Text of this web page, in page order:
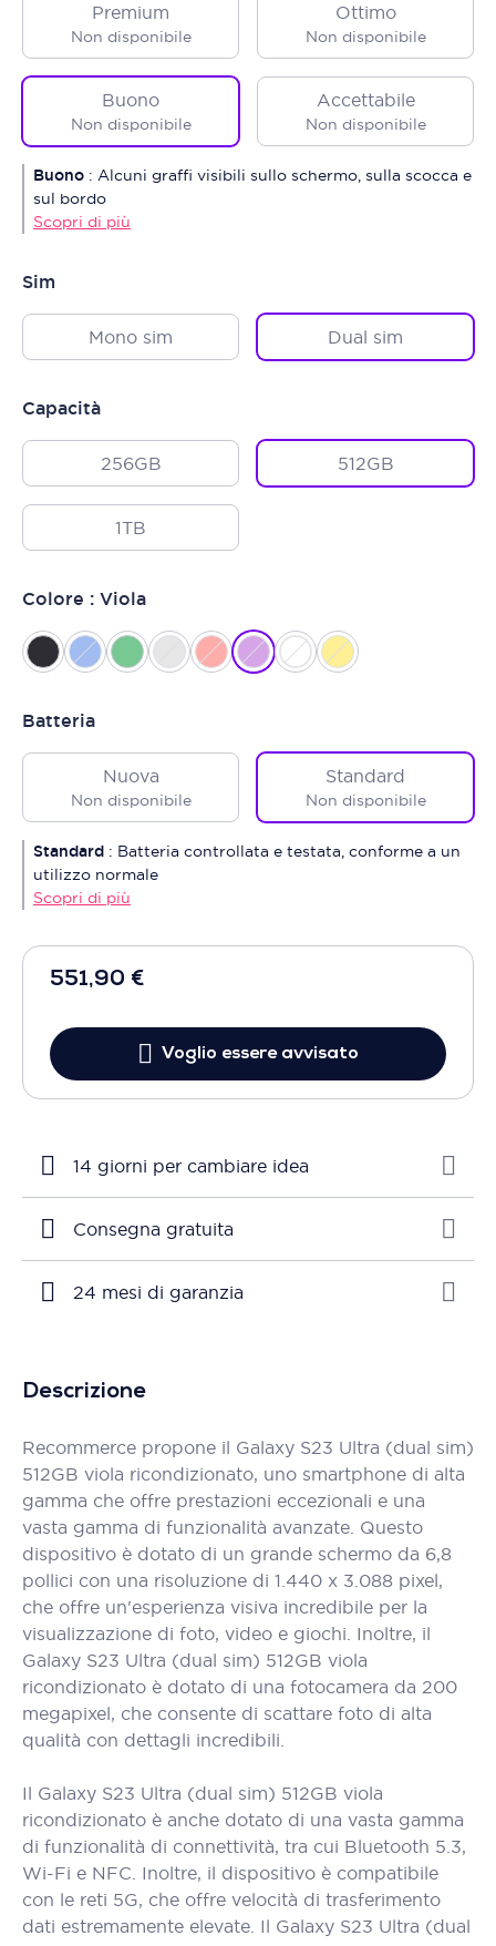
551,90 €
Voglio essere avvisato
Premium
Non disponibile
Ottimo
Non disponibile
Buono
Non disponibile
Accettabile
Non disponibile
Buono : Alcuni graffi visibili sullo schermo, sulla scocca e
sul bordo
Scopri di più
Sim
Mono sim Dual sim
Capacità
256GB 512GB
1TB
Colore : Viola
Batteria
Nuova
Non disponibile
Standard
Non disponibile
Standard : Batteria controllata e testata, conforme a un
utilizzo normale
Scopri di più
14 giorni per cambiare idea
Consegna gratuita
24 mesi di garanzia
Descrizione
Recommerce propone il Galaxy S23 Ultra (dual sim)
512GB viola ricondizionato, uno smartphone di alta
gamma che offre prestazioni eccezionali e una
vasta gamma di funzionalità avanzate. Questo
dispositivo è dotato di un grande schermo da 6,8
pollici con una risoluzione di 1.440 x 3.088 pixel,
che offre un'esperienza visiva incredibile per la
visualizzazione di foto, video e giochi. Inoltre, il
Galaxy S23 Ultra (dual sim) 512GB viola
ricondizionato è dotato di una fotocamera da 200
megapixel, che consente di scattare foto di alta
qualità con dettagli incredibili.
Il Galaxy S23 Ultra (dual sim) 512GB viola
ricondizionato è anche dotato di una vasta gamma
di funzionalità di connettività, tra cui Bluetooth 5.3,
Wi-Fi e NFC. Inoltre, il dispositivo è compatibile
con le reti 5G, che offre velocità di trasferimento
dati estremamente elevate. Il Galaxy S23 Ultra (dual